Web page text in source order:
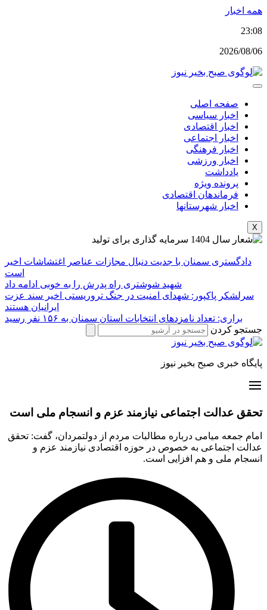
پرش
محتوا
همه اخبار
23:08
2026/08/06
صفحه اصلی
اخبار سیاسی
اخبار اقتصادی
اخبار اجتماعی
اخبار فرهنگی
اخبار ورزشی
یادداشت
پرونده ویژه
فرماندهان اقتصادی
اخبار شهرستانها
X
دادگستری سمنان با جدیت دنبال مجازات عناصر اغتشاشات اخیر
است
شهید شوشتری راه پدرش را به خوبی ادامه داد
سرلشکر پاکپور: شهدای امنیت در جنگ تروریستی اخیر سند عزت
ایرانیان هستند
براری: تعداد نامزدهای انتخابات استان سمنان به ۱۵۶ نفر رسید
جستجو کردن
پایگاه خبری صبح بخیر نیوز
تحقق عدالت اجتماعی نیازمند عزم و انسجام ملی است
امام جمعه میامی درباره مطالبات مردم از دولتمردان، گفت: تحقق
عدالت اجتماعی به خصوص در حوزه اقتصادی نیازمند عزم و
انسجام ملی و هم افزایی است.